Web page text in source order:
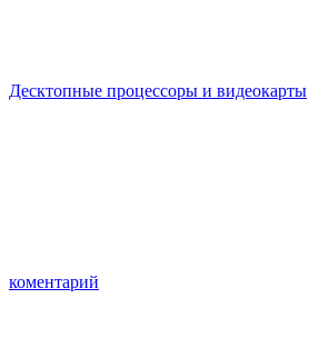
Десктопные процессоры и видеокарты
коментарий